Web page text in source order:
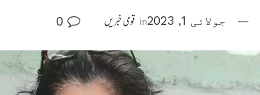
جولائی 1, 2023 in قومی خبریں